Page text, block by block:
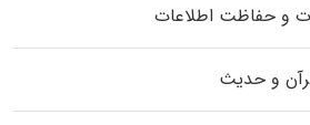
و حفاظت اطلاعات
و حدیث